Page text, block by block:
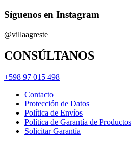
mínimo
máximo
Síguenos en Instagram
@villaagreste
CONSÚLTANOS
+598 97 015 498
Contacto
Protección de Datos
Política de Envíos
Política de Garantía de Productos
Solicitar Garantía